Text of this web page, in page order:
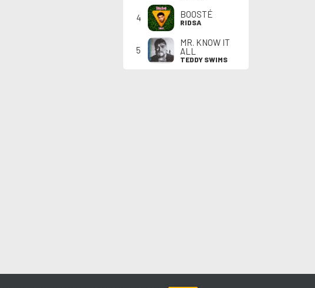
4 BOOSTÉ
RIDSA
5
MR. KNOW IT
ALL
TEDDY SWIMS